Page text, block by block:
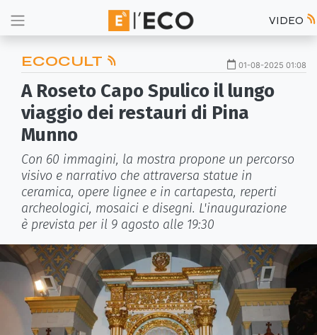
VIDEO
ECOCULT 01-08-2025 01:08
A Roseto Capo Spulico il lungo
viaggio dei restauri di Pina
Munno
Con 60 immagini, la mostra propone un percorso
visivo e narrativo che attraversa statue in
ceramica, opere lignee e in cartapesta, reperti
archeologici, mosaici e disegni. L'inaugurazione
è prevista per il 9 agosto alle 19:30